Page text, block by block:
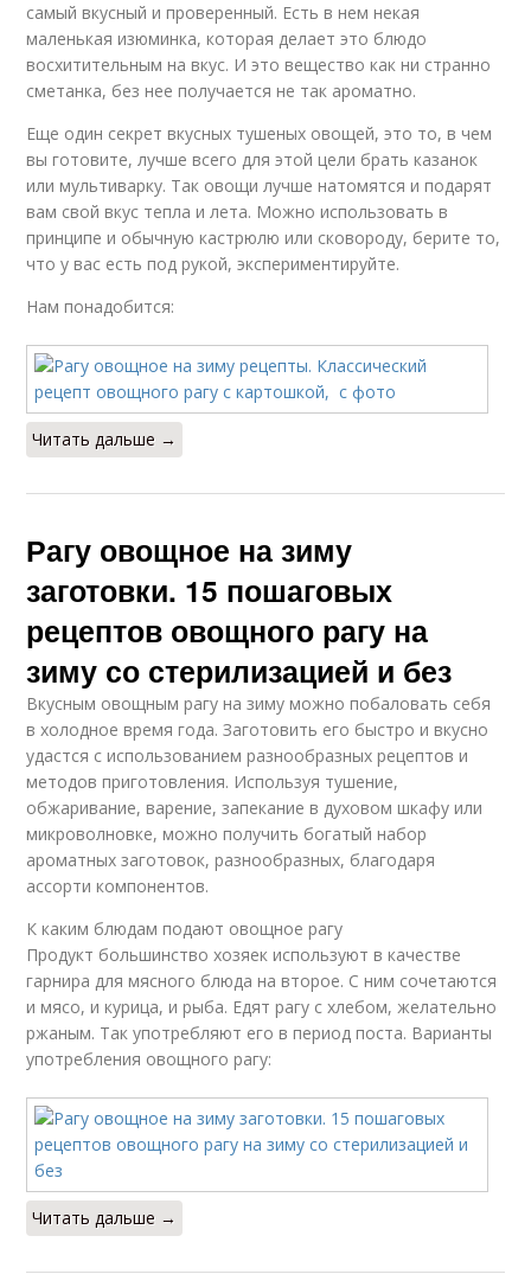
самый вкусный и проверенный. Есть в нем некая
маленькая изюминка, которая делает это блюдо
восхитительным на вкус. И это вещество как ни странно
сметанка, без нее получается не так ароматно.
Еще один секрет вкусных тушеных овощей, это то, в чем
вы готовите, лучше всего для этой цели брать казанок
или мультиварку. Так овощи лучше натомятся и подарят
вам свой вкус тепла и лета. Можно использовать в
принципе и обычную кастрюлю или сковороду, берите то,
что у вас есть под рукой, экспериментируйте.
Нам понадобится:
Читать дальше →
Рагу овощное на зиму
заготовки. 15 пошаговых
рецептов овощного рагу на
зиму со стерилизацией и без
Вкусным овощным рагу на зиму можно побаловать себя
в холодное время года. Заготовить его быстро и вкусно
удастся с использованием разнообразных рецептов и
методов приготовления. Используя тушение,
обжаривание, варение, запекание в духовом шкафу или
микроволновке, можно получить богатый набор
ароматных заготовок, разнообразных, благодаря
ассорти компонентов.
К каким блюдам подают овощное рагу
Продукт большинство хозяек используют в качестве
гарнира для мясного блюда на второе. С ним сочетаются
и мясо, и курица, и рыба. Едят рагу с хлебом, желательно
ржаным. Так употребляют его в период поста. Варианты
употребления овощного рагу:
Читать дальше →